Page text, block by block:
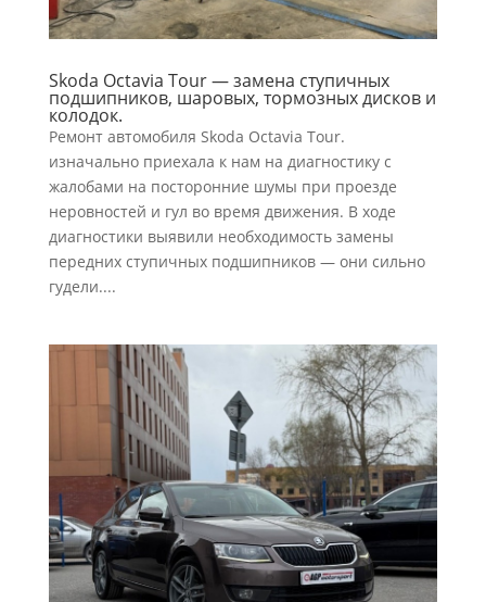
Skoda Octavia Tour — замена ступичных
подшипников, шаровых, тормозных дисков и
колодок.
Ремонт автомобиля Skoda Octavia Tour.
изначально приехала к нам на диагностику с
жалобами на посторонние шумы при проезде
неровностей и гул во время движения. В ходе
диагностики выявили необходимость замены
передних ступичных подшипников — они сильно
гудели....